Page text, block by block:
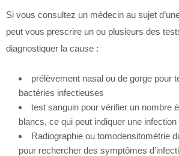
Si vous consultez un médecin au sujet
peut vous prescrire un ou plusieurs des
diagnostiquer la cause :
prélèvement nasal ou de gorge pour
bactéries infectieuses
test sanguin pour vérifier un nombre
blancs, ce qui peut indiquer une infection
Radiographie ou tomodensitométrie
pour rechercher des symptômes